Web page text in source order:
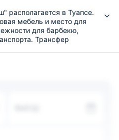
в Туапсе.
мебель и место для
для барбекю,
Трансфер
посетить аквапарк или